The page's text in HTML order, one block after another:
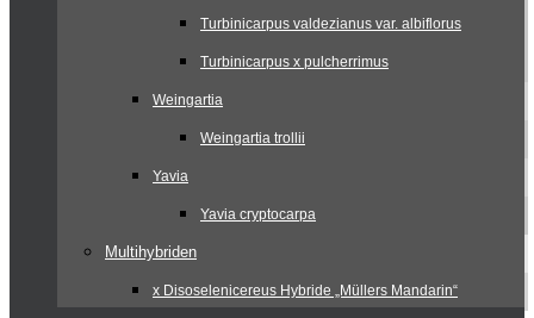
Turbinicarpus valdezianus var. albiflorus
Turbinicarpus x pulcherrimus
Weingartia
Weingartia trollii
Yavia
Yavia cryptocarpa
Multihybriden
x Disoselenicereus Hybride „Müllers Mandarin“